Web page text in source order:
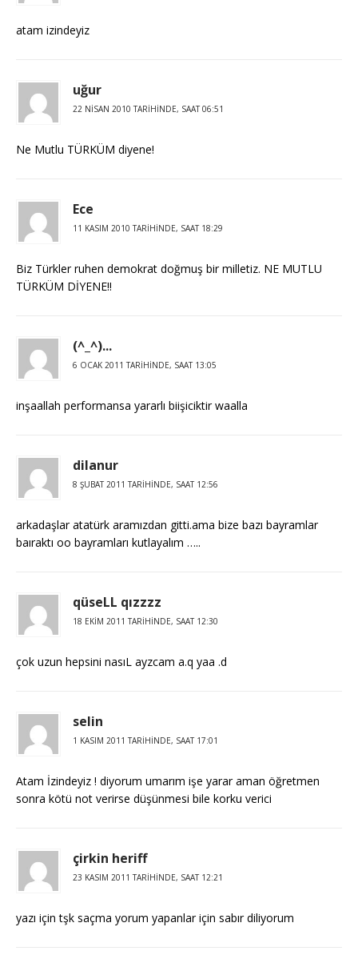
atam izindeyiz
uğur
22 NISAN 2010 TARIHINDE, SAAT 06:51
Ne Mutlu TÜRKÜM diyene!
Ece
11 KASIM 2010 TARIHINDE, SAAT 18:29
Biz Türkler ruhen demokrat doğmuş bir milletiz. NE MUTLU
TÜRKÜM DİYENE!!
(^_^)...
6 OCAK 2011 TARIHINDE, SAAT 13:05
inşaallah performansa yararlı biişiciktir waalla
dilanur
8 ŞUBAT 2011 TARIHINDE, SAAT 12:56
arkadaşlar atatürk aramızdan gitti.ama bize bazı bayramlar
baıraktı oo bayramları kutlayalım …..
qüseLL qızzzz
18 EKIM 2011 TARIHINDE, SAAT 12:30
çok uzun hepsini nasıL ayzcam a.q yaa .d
selin
1 KASIM 2011 TARIHINDE, SAAT 17:01
Atam İzindeyiz ! diyorum umarım işe yarar aman öğretmen
sonra kötü not verirse düşünmesi bile korku verici
çirkin heriff
23 KASIM 2011 TARIHINDE, SAAT 12:21
yazı için tşk saçma yorum yapanlar için sabır diliyorum